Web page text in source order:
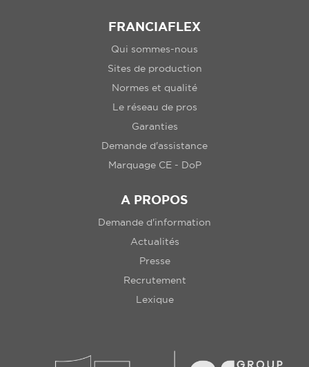
FRANCIAFLEX
Qui sommes-nous
Sites de production
Normes et qualité
Le réseau de pros
Garanties
Demande d'assistance
Marquage CE - DoP
A PROPOS
Demande d'information
Actualités
Presse
Recrutement
Lexique